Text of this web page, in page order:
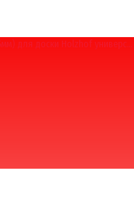
для доски Holzhof универс...